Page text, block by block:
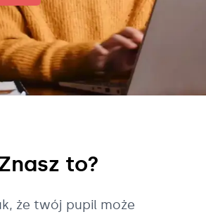
to?
że twój pupil może